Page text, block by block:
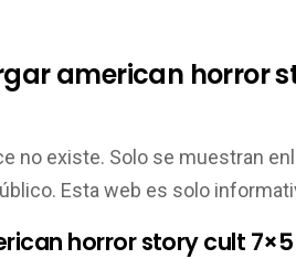
american horror
no existe. Solo se muestran
Esta web es solo
horror story cult